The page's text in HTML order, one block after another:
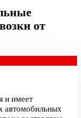
от
и имеет
автомобильных